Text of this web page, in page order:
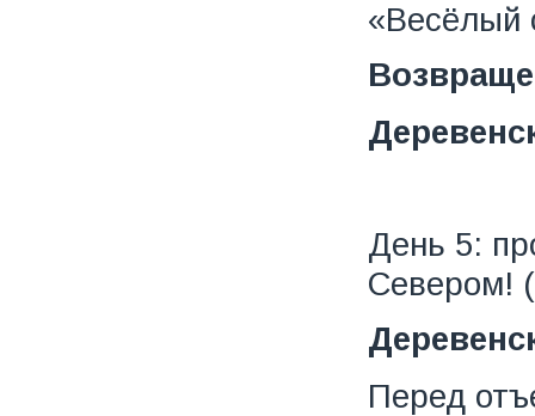
«Весёлый
День 5:
Севером!
Перед